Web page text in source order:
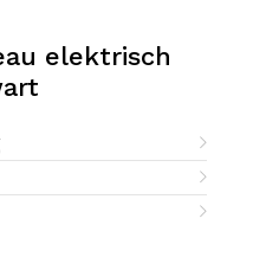
elektrisch